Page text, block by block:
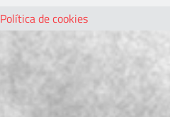
Política de cookies